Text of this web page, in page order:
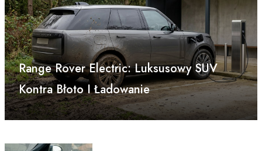
Range Rover Electric: Luksusowy SUV
Kontra Błoto I Ładowanie